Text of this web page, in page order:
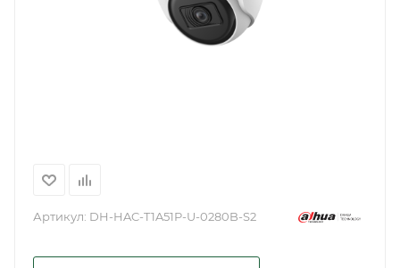
Артикул: DH-HAC-T1A51P-U-0280B-S2